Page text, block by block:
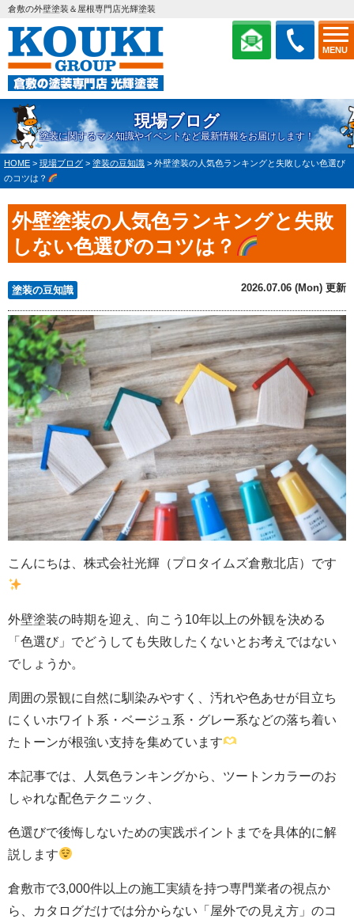
MENU
倉敷の外壁塗装＆屋根専門店光輝塗装
現場ブログ
塗装に関するマメ知識やイベントなど最新情報をお届けします！
HOME > 現場ブログ > 塗装の豆知識 > 外壁塗装の人気色ランキングと失敗しない色選び
のコツは？
外壁塗装の人気色ランキングと失敗
しない色選びのコツは？
塗装の豆知識 2026.07.06 (Mon) 更新
こんにちは、株式会社光輝（プロタイムズ倉敷北店）です
外壁塗装の時期を迎え、向こう10年以上の外観を決める
「色選び」でどうしても失敗したくないとお考えではない
でしょうか。
周囲の景観に自然に馴染みやすく、汚れや色あせが目立ち
にくいホワイト系・ベージュ系・グレー系などの落ち着い
たトーンが根強い支持を集めています
本記事では、人気色ランキングから、ツートンカラーのお
しゃれな配色テクニック、
色選びで後悔しないための実践ポイントまでを具体的に解
説します
倉敷市で3,000件以上の施工実績を持つ専門業者の視点か
ら、カタログだけでは分からない「屋外での見え方」のコ